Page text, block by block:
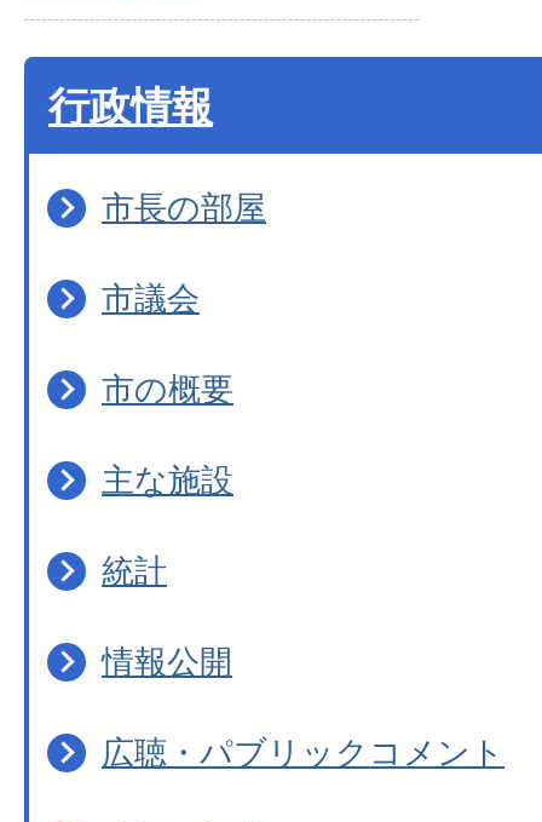
行政情報
市長の部屋
市議会
市の概要
主な施設
統計
情報公開
広聴・パブリックコメント